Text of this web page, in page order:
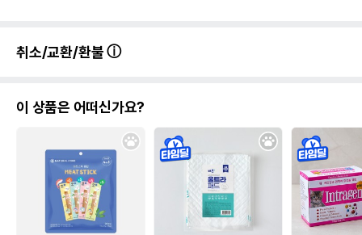
취소/교환/환불
이 상품은 어떠신가요?